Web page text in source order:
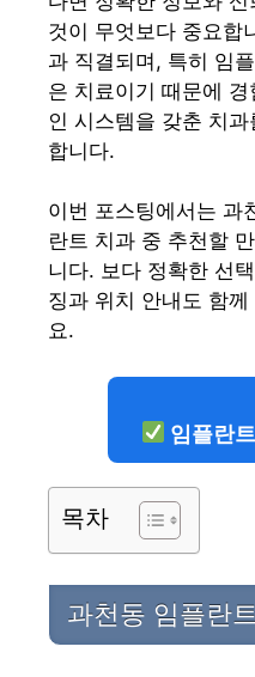
것이 무엇보다 중요합
과 직결되며, 특히 임
은 치료이기 때문에
인 시스템을 갖춘 치
합니다.
이번 포스팅에서는 과
란트 치과 중 추천할
니다. 보다 정확한 선
징과 위치 안내도 함
요.
임플란
목차
과천동 임플란